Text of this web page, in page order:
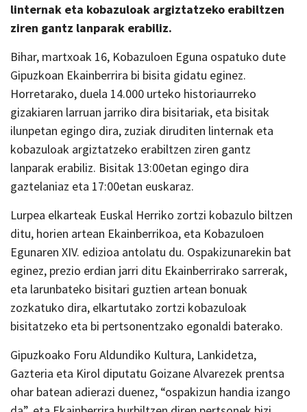
linternak eta kobazuloak argiztatzeko erabiltzen
ziren gantz lanparak erabiliz.
Bihar, martxoak 16, Kobazuloen Eguna ospatuko dute
Gipuzkoan Ekainberrira bi bisita gidatu eginez.
Horretarako, duela 14.000 urteko historiaurreko
gizakiaren larruan jarriko dira bisitariak, eta bisitak
ilunpetan egingo dira, zuziak diruditen linternak eta
kobazuloak argiztatzeko erabiltzen ziren gantz
lanparak erabiliz. Bisitak 13:00etan egingo dira
gaztelaniaz eta 17:00etan euskaraz.
Lurpea elkarteak Euskal Herriko zortzi kobazulo biltzen
ditu, horien artean Ekainberrikoa, eta Kobazuloen
Egunaren XIV. edizioa antolatu du. Ospakizunarekin bat
eginez, prezio erdian jarri ditu Ekainberrirako sarrerak,
eta larunbateko bisitari guztien artean bonuak
zozkatuko dira, elkartutako zortzi kobazuloak
bisitatzeko eta bi pertsonentzako egonaldi baterako.
Gipuzkoako Foru Aldundiko Kultura, Lankidetza,
Gazteria eta Kirol diputatu Goizane Alvarezek prentsa
ohar batean adierazi duenez, “ospakizun handia izango